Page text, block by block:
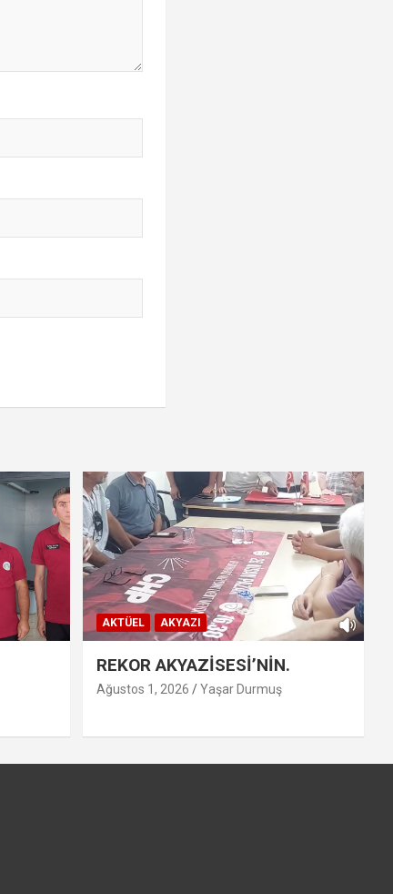
AKTÜEL AKYAZI
REKOR AKYAZİSESİ’NİN.
Ağustos 1, 2026 Yaşar Durmuş